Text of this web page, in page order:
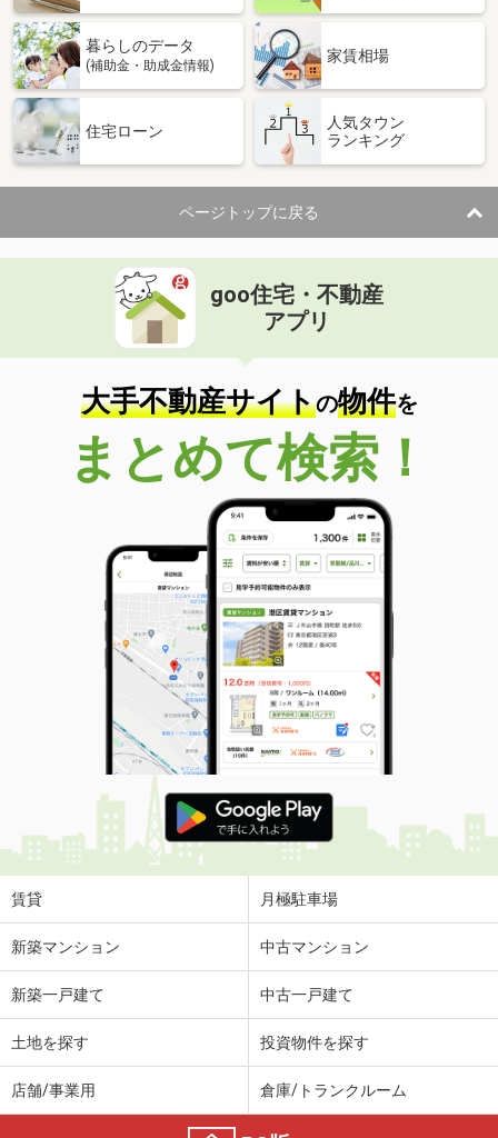
暮らしのデータ
(補助金・助成金情報)
家賃相場
住宅ローン
人気タウン
ランキング
ページトップに戻る
goo住宅・不動産
アプリ
大手不動産サイトの物件を
まとめて検索！
賃貸 月極駐車場
新築マンション 中古マンション
新築一戸建て 中古一戸建て
土地を探す 投資物件を探す
店舗/事業用 倉庫/トランクルーム